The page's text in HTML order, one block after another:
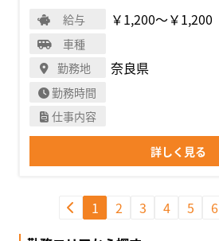
給与 ￥1,200〜￥1,200
車種
勤務地
奈良県
勤務時間
仕事内容
詳しく見る
1 2 3 4 5 6